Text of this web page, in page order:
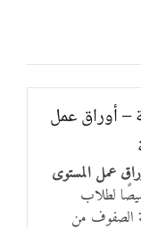
حتى 20 ببراعة – أوراق عمل
حتى 20 – أوراق عمل المستوى
لطلاب
الصفوف من